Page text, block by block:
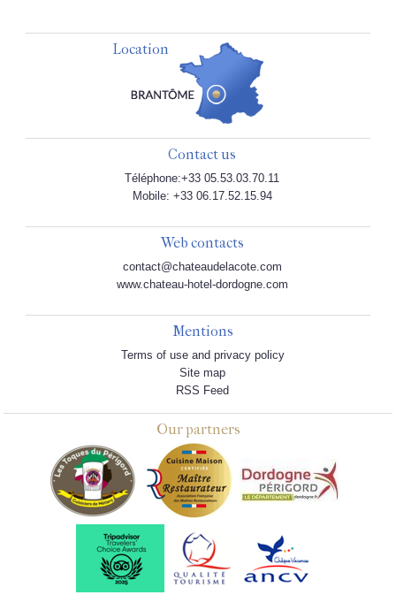
Location
Contact us
Téléphone:+33 05.53.03.70.11
Mobile: +33 06.17.52.15.94
Web contacts
contact@chateaudelacote.com
www.chateau-hotel-dordogne.com
Mentions
Terms of use and privacy policy
Site map
RSS Feed
Our partners